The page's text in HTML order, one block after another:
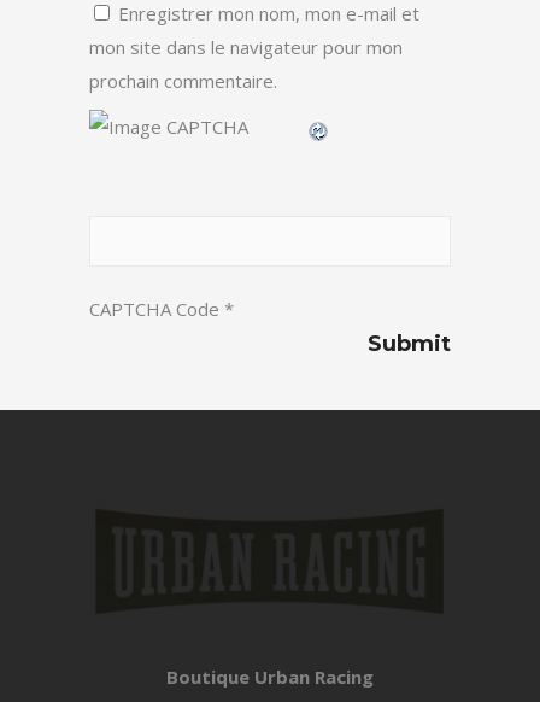
Enregistrer mon nom, mon e-mail et
mon site dans le navigateur pour mon
prochain commentaire.
CAPTCHA Code *
Boutique Urban Racing